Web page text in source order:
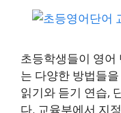
초등학생들이 영어
는 다양한 방법들
읽기와 듣기 연습,
다. 교육부에서 지